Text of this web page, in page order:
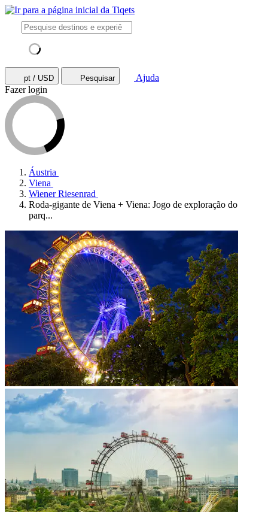
pt / USD Pesquisar
Ajuda
Fazer login
Áustria
Viena
Wiener Riesenrad
Roda-gigante de Viena + Viena: Jogo de exploração do
parq...